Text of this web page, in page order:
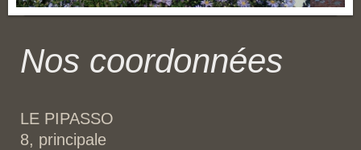
Nos coordonnées
LE PIPASSO
8, principale